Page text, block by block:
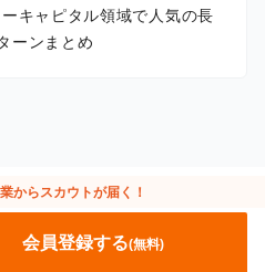
キャピタル領域で人気の長
ーンまとめ
からスカウトが届く！
会員登録する(無料)